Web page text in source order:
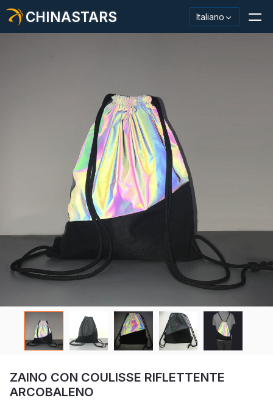
CHINASTARS Italiano
Materiale/nastro riflettente
Tessuto riflettente alla moda
Abbigliamento di sicurezza
Materiale che si illumina al buio
Lavaggio industriale Trim
Informazioni su CHINASTARS
Nuovo prodotto
Certificato
Catalogare
Video
ZAINO CON COULISSE RIFLETTENTE
ARCOBALENO